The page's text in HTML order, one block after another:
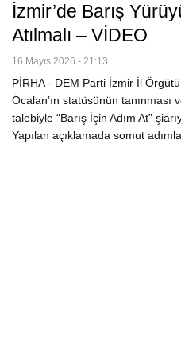
İzmir’de Barış
Atılmalı – VİDEO
16 Mayıs 2026 - 21:13
PİRHA - DEM Parti İzmir İl
Öcalan’ın statüsünün tanınması
talebiyle “Barış İçin Adım At”
Yapılan açıklamada somut